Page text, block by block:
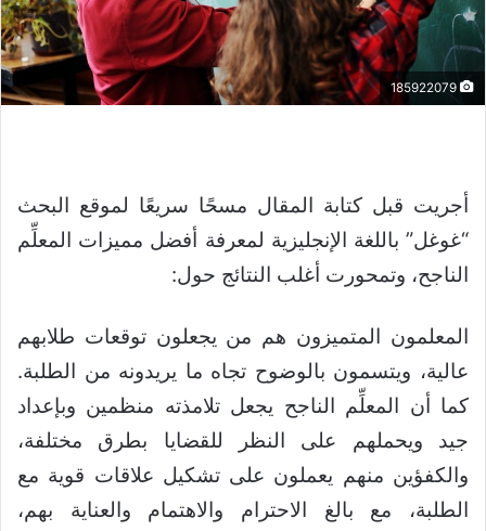
أجريت قبل كتابة المقال مسحًا سريعًا لموقع البحث
“غوغل” باللغة الإنجليزية لمعرفة أفضل مميزات المعلِّم
الناجح، وتمحورت أغلب النتائج حول:
المعلمون المتميزون هم من يجعلون توقعات طلابهم
عالية، ويتسمون بالوضوح تجاه ما يريدونه من الطلبة.
كما أن المعلِّم الناجح يجعل تلامذته منظمين وبإعداد
جيد ويحملهم على النظر للقضايا بطرق مختلفة،
والكفؤين منهم يعملون على تشكيل علاقات قوية مع
الطلبة، مع بالغ الاحترام والاهتمام والعناية بهم،